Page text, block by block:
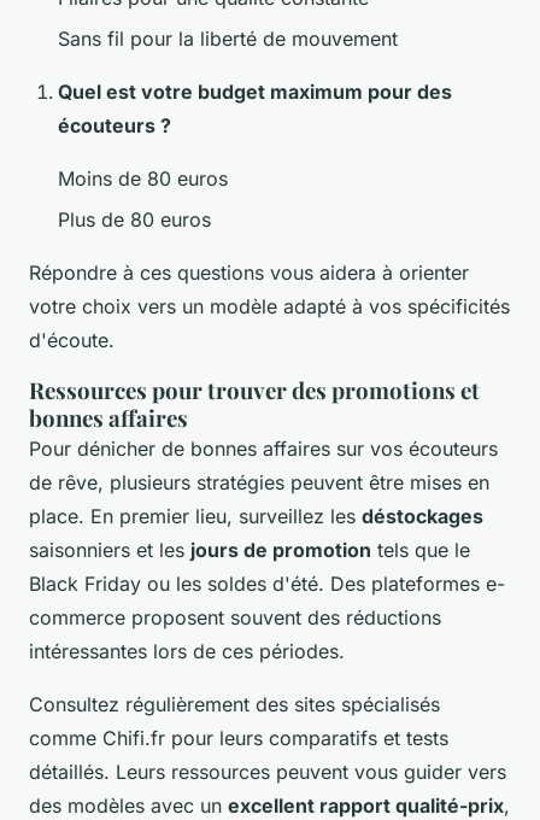
Sans fil pour la liberté de mouvement
Quel est votre budget maximum pour des
écouteurs ?
Moins de 80 euros
Plus de 80 euros
Répondre à ces questions vous aidera à orienter
votre choix vers un modèle adapté à vos spécificités
d'écoute.
Ressources pour trouver des promotions et
bonnes affaires
Pour dénicher de bonnes affaires sur vos écouteurs
de rêve, plusieurs stratégies peuvent être mises en
place. En premier lieu, surveillez les déstockages
saisonniers et les jours de promotion tels que le
Black Friday ou les soldes d'été. Des plateformes e-
commerce proposent souvent des réductions
intéressantes lors de ces périodes.
Consultez régulièrement des sites spécialisés
comme Chifi.fr pour leurs comparatifs et tests
détaillés. Leurs ressources peuvent vous guider vers
des modèles avec un excellent rapport qualité-prix,